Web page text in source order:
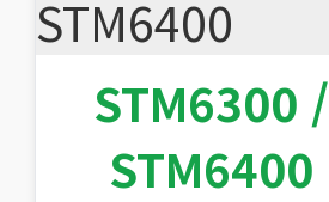
STM6300 /
STM6400